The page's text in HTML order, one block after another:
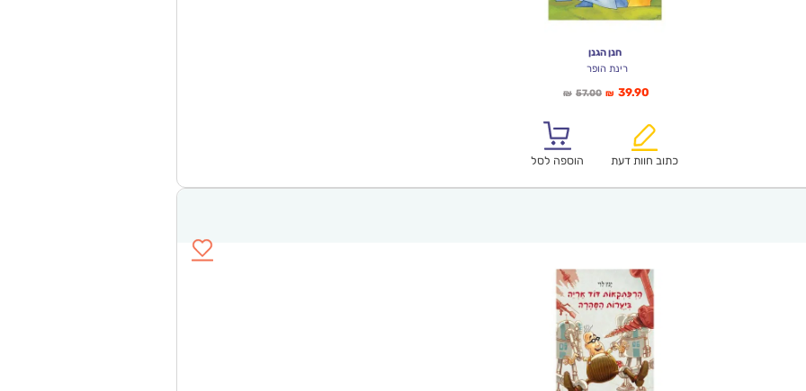
חנן הגנן
רינת הופר
₪ 57.00המחיר
₪57.00.
₪ 39.90
הוא:
כתוב חוות דעת
הוספה לסל